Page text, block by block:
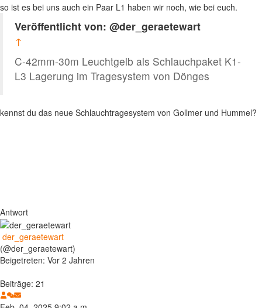
so ist es bei uns auch ein Paar L1 haben wir noch, wie bei euch.
Veröffentlicht von: @der_geraetewart
↑
C-42mm-30m Leuchtgelb als Schlauchpaket K1-
L3 Lagerung im Tragesystem von Dönges
kennst du das neue Schlauchtragesystem von Gollmer und Hummel?
Antwort
der_geraetewart
(@der_geraetewart)
Beigetreten: Vor 2 Jahren
Beiträge: 21